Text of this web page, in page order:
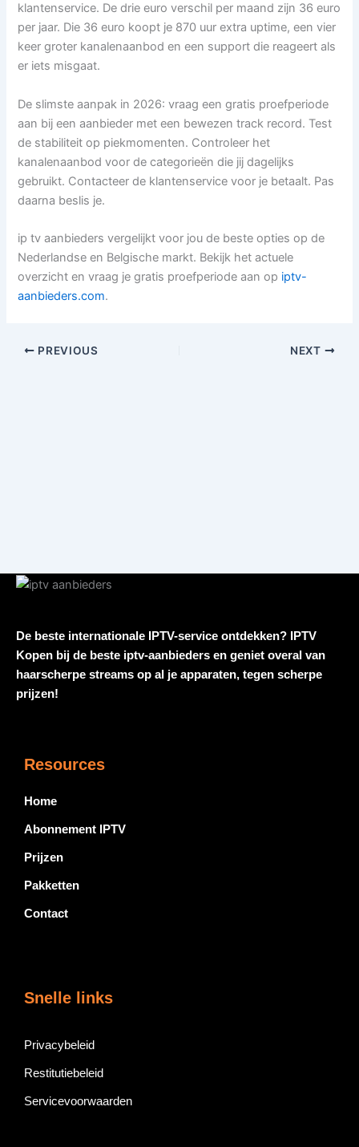
klantenservice. De drie euro verschil per maand zijn 36 euro
per jaar. Die 36 euro koopt je 870 uur extra uptime, een vier
keer groter kanalenaanbod en een support die reageert als
er iets misgaat.
De slimste aanpak in 2026: vraag een gratis proefperiode
aan bij een aanbieder met een bewezen track record. Test
de stabiliteit op piekmomenten. Controleer het
kanalenaanbod voor de categorieën die jij dagelijks
gebruikt. Contacteer de klantenservice voor je betaalt. Pas
daarna beslis je.
ip tv aanbieders vergelijkt voor jou de beste opties op de
Nederlandse en Belgische markt. Bekijk het actuele
overzicht en vraag je gratis proefperiode aan op iptv-
aanbieders.com.
PREVIOUS NEXT
De beste internationale IPTV-service ontdekken? IPTV
Kopen bij de beste iptv-aanbieders en geniet overal van
haarscherpe streams op al je apparaten, tegen scherpe
prijzen!
Resources
Home
Abonnement IPTV
Prijzen
Pakketten
Contact
Snelle links
Privacybeleid
Restitutiebeleid
Servicevoorwaarden